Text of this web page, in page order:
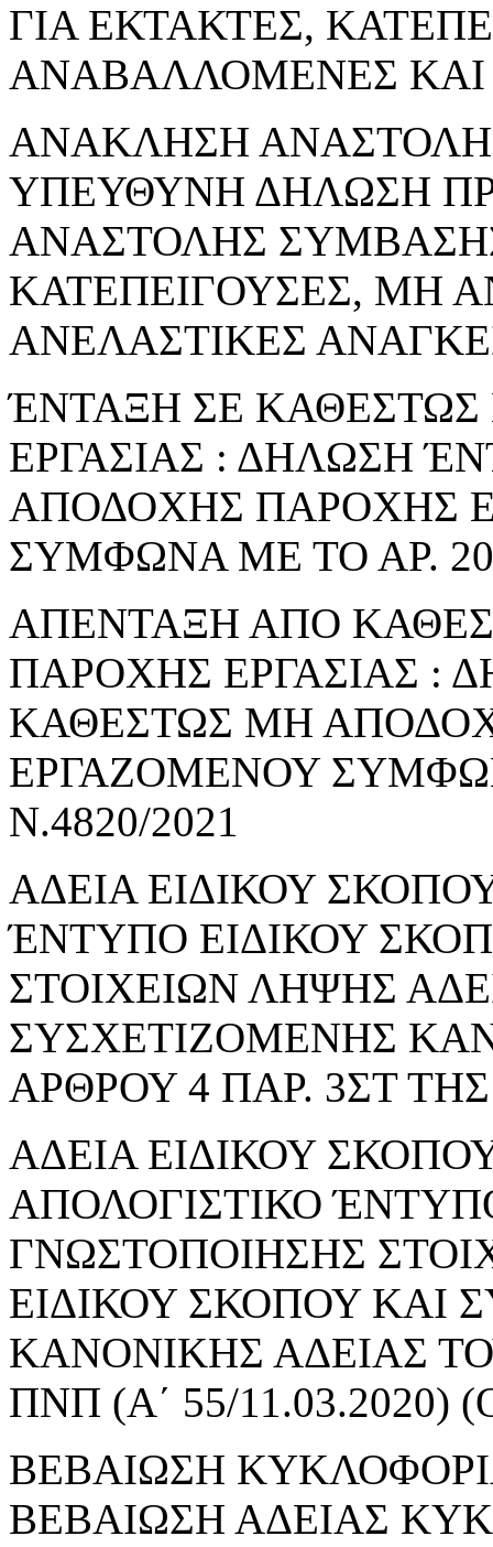
ΓΙΑ ΕΚΤΑΚΤΕΣ,
ΑΝΑΒΑΛΛΟΜΕΝΕΣ ΚΑΙ
ΑΝΑΚΛΗΣΗ
ΥΠΕΥΘΥΝΗ ΔΗΛΩΣΗ
ΑΝΑΣΤΟΛΗΣ
ΚΑΤΕΠΕΙΓΟΥΣΕΣ, ΜΗ
ΑΝΕΛΑΣΤΙΚΕΣ
ΈΝΤΑΞΗ ΣΕ
ΕΡΓΑΣΙΑΣ : ΔΗΛΩΣΗ
ΑΠΟΔΟΧΗΣ ΠΑΡΟΧΗΣ
ΣΥΜΦΩΝΑ ΜΕ ΤΟ ΑΡ.
ΑΠΕΝΤΑΞΗ ΑΠΟ
ΠΑΡΟΧΗΣ ΕΡΓΑΣΙΑΣ :
ΚΑΘΕΣΤΩΣ ΜΗ
ΕΡΓΑΖΟΜΕΝΟΥ
Ν.4820/2021
ΑΔΕΙΑ ΕΙΔΙΚΟΥ
ΈΝΤΥΠΟ ΕΙΔΙΚΟΥ
ΣΤΟΙΧΕΙΩΝ ΛΗΨΗΣ
ΣΥΣΧΕΤΙΖΟΜΕΝΗΣ
ΑΡΘΡΟΥ 4 ΠΑΡ. 3ΣΤ ΤΗΣ
ΑΔΕΙΑ ΕΙΔΙΚΟΥ
ΑΠΟΛΟΓΙΣΤΙΚΟ
ΓΝΩΣΤΟΠΟΙΗΣΗΣ
ΕΙΔΙΚΟΥ ΣΚΟΠΟΥ ΚΑΙ
ΚΑΝΟΝΙΚΗΣ ΑΔΕΙΑΣ
ΠΝΠ (Α΄ 55/
ΒΕΒΑΙΩΣΗ
ΒΕΒΑΙΩΣΗ ΑΔΕΙΑΣ